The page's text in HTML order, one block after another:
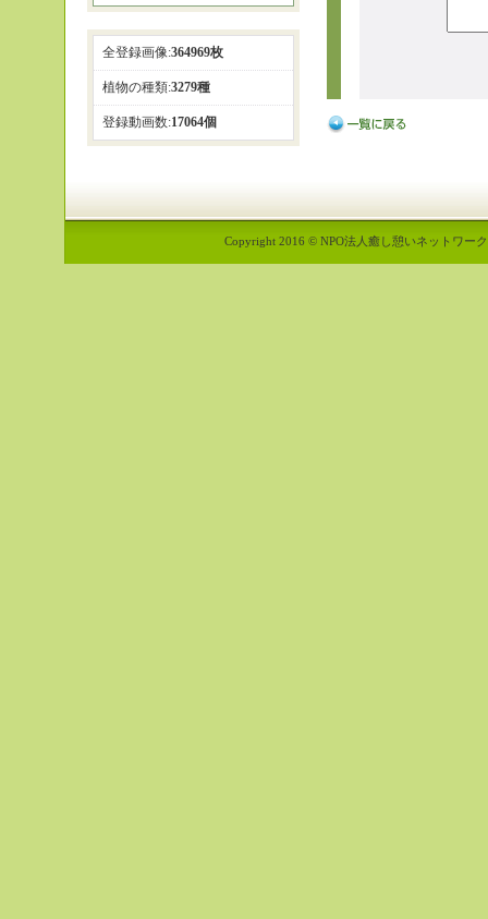
全登録画像:364969枚
植物の種類:3279種
登録動画数:17064個
Copyright 2016 © NPO法人癒し憩いネットワー